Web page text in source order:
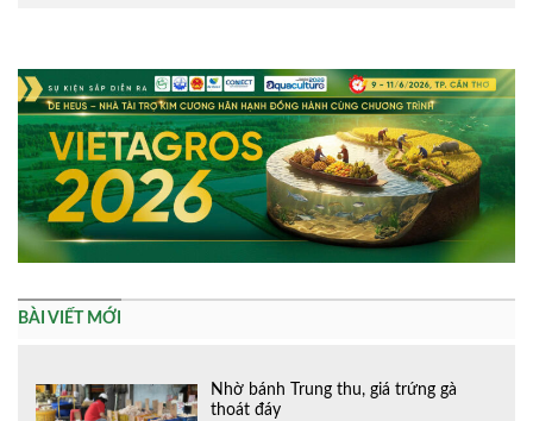
BÀI VIẾT MỚI
Nhờ bánh Trung thu, giá trứng gà
thoát đáy